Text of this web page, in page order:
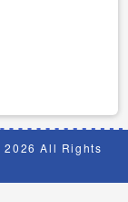
2026 All Rights